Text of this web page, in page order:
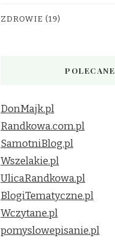
ZDROWIE (19)
POLECANE
DonMajk.pl
Randkowa.com.pl
SamotniBlog.pl
Wszelakie.pl
UlicaRandkowa.pl
BlogiTematyczne.pl
Wczytane.pl
pomyslowepisanie.pl